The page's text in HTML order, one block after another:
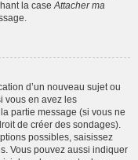
la case Attacher ma
d’un nouveau sujet ou
vous en avez les
partie message (si vous ne
de créer des sondages).
possibles, saisissez
Vous pouvez aussi indiquer